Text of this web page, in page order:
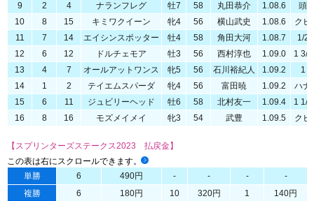
9
2 4 ナランフレグ 牡7 58 丸田恭介 1.08.6
頭
10
8 15 キミワクイーン 牝4 56 横山武史 1.08.6
クビ
11
7 14 エイシンスポッター 牡4 58 角田大河 1.08.7
1/2
12
6 12 ドルチェモア 牡3 56 西村淳也 1.09.0
1 3/4
13
4 7 オールアットワンス 牝5 56 石川裕紀人 1.09.2
1
14
1 2 テイエムスパーダ 牝4 56 富田暁 1.09.2
ハナ
15
6 11 ジュビリーヘッド 牡6 58 北村友一 1.09.4
1 1/2
16
8 16 モズメイメイ 牝3 54 武豊 1.09.5 クビ
【スプリンターズステークス2023 払戻金】
この表は右にスクロールできます。
単勝
6 490円 - - -
-
複勝
6 180円 10 320円 1
140円